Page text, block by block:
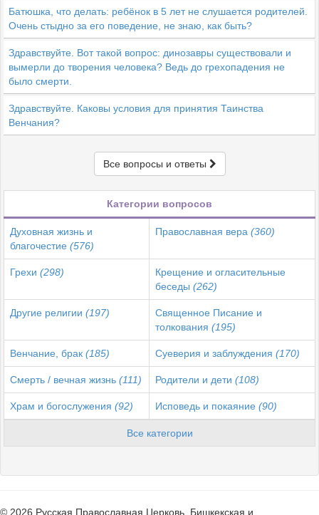
Батюшка, что делать: ребёнок в 5 лет не слушается родителей.
Очень стыдно за его поведение, не знаю, как быть?
Здравствуйте. Вот такой вопрос: динозавры существовали и
вымерли до творения человека? Ведь до грехопадения не
было смерти.
Здравствуйте. Каковы условия для принятия Таинства
Венчания?
Все вопросы и ответы
Категории вопросов
Духовная жизнь и
благочестие (576)
Православная вера (360)
Грехи (298)
Крещение и огласительные
беседы (262)
Другие религии (197)
Священное Писание и
толкования (195)
Венчание, брак (185) Суеверия и заблуждения (170)
Смерть / вечная жизнь (111) Родители и дети (108)
Храм и богослужения (92) Исповедь и покаяние (90)
Все категории
© 2026 Русская Православная Церковь. Бишкекская и